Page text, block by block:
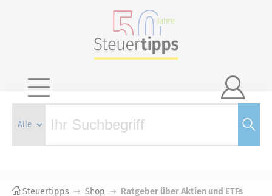

Steuertipps Shop
Ratgeber über Aktien und ETFs